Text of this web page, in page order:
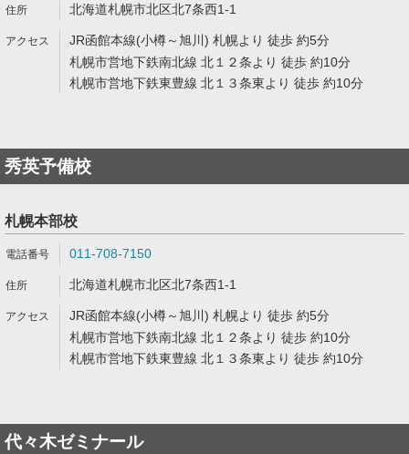
北海道札幌市北区北7条西1-1
JR函館本線(小樽～旭川) 札幌より 徒歩 約5分
札幌市営地下鉄南北線 北１２条より 徒歩 約10分
札幌市営地下鉄東豊線 北１３条東より 徒歩 約10分
秀英予備校
札幌本部校
011-708-7150
北海道札幌市北区北7条西1-1
JR函館本線(小樽～旭川) 札幌より 徒歩 約5分
札幌市営地下鉄南北線 北１２条より 徒歩 約10分
札幌市営地下鉄東豊線 北１３条東より 徒歩 約10分
代々木ゼミナール